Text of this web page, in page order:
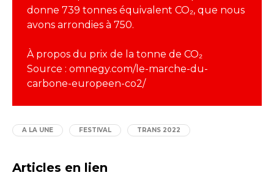
donne 739 tonnes équivalent CO₂, que nous
avons arrondies à 750.
À propos du prix de la tonne de CO₂
Source : omnegy.com/le-marche-du-
carbone-europeen-co2/
A LA UNE FESTIVAL TRANS 2022
Articles en lien